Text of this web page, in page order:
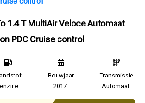
1.4 T MultiAir Veloce Automaat
PDC Cruise control
Bouwjaar
2017
Transmissie
Automaat